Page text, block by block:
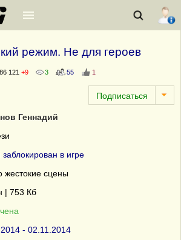
режим. Не для героев
86 121 +9 3 55 1
Геннадий
заблокирован в игре
жестокие сцены
| 753 Кб
- 02.11.2014